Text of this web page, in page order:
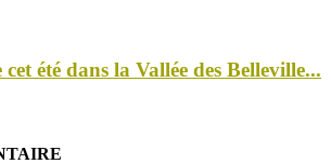
été dans la Vallée des Belleville...